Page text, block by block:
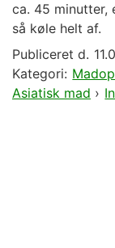
ca. 45
så køle helt af.
Publiceret d.
Kategori:
Asiatisk mad ›